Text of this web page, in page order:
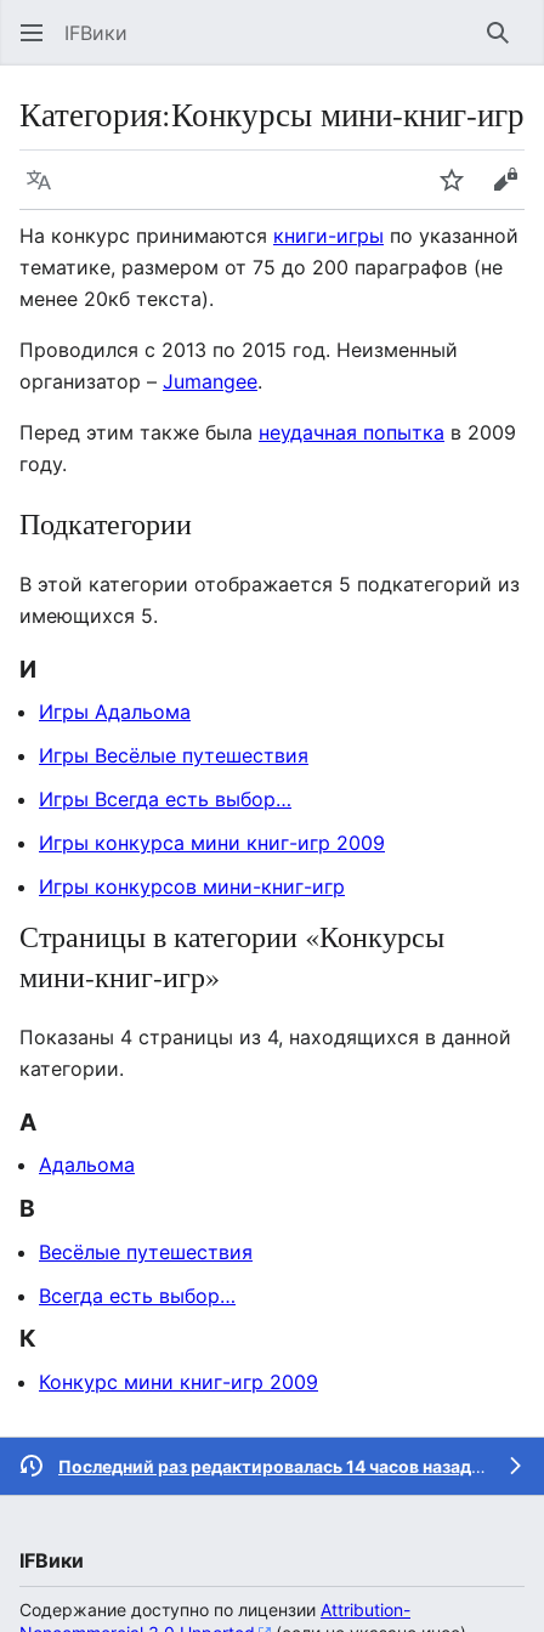
IFВики
Категория:Конкурсы мини-книг-игр
Язык Следить
На конкурс принимаются книги-игры по указанной
тематике, размером от 75 до 200 параграфов (не
менее 20кб текста).
Проводился с 2013 по 2015 год. Неизменный
организатор – Jumangee.
Перед этим также была неудачная попытка в 2009
году.
Подкатегории
В этой категории отображается 5 подкатегорий из
имеющихся 5.
И
Игры Адальома
Игры Весёлые путешествия
Игры Всегда есть выбор…
Игры конкурса мини книг-игр 2009
Игры конкурсов мини-книг-игр
Страницы в категории «Конкурсы
мини-книг-игр»
Показаны 4 страницы из 4, находящихся в данной
категории.
А
Адальома
В
Весёлые путешествия
Всегда есть выбор…
К
Конкурс мини книг-игр 2009
Последний раз редактировалась 14 часов назад
IFВики
Содержание доступно по лицензии Attribution-